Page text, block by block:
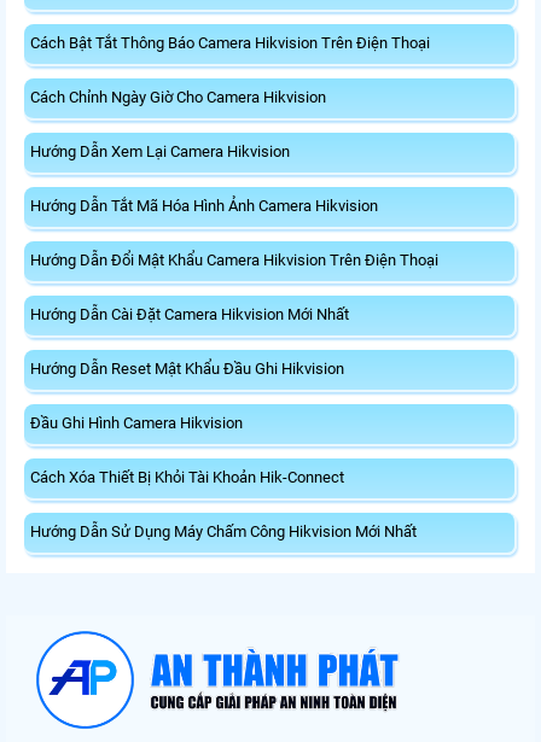
Cách Bật Tắt Thông Báo Camera Hikvision Trên Điện Thoại
Cách Chỉnh Ngày Giờ Cho Camera Hikvision
Hướng Dẫn Xem Lại Camera Hikvision
Hướng Dẫn Tắt Mã Hóa Hình Ảnh Camera Hikvision
Hướng Dẫn Đổi Mật Khẩu Camera Hikvision Trên Điện Thoại
Hướng Dẫn Cài Đặt Camera Hikvision Mới Nhất
Hướng Dẫn Reset Mật Khẩu Đầu Ghi Hikvision
Đầu Ghi Hình Camera Hikvision
Cách Xóa Thiết Bị Khỏi Tài Khoản Hik-Connect
Hướng Dẫn Sử Dụng Máy Chấm Công Hikvision Mới Nhất